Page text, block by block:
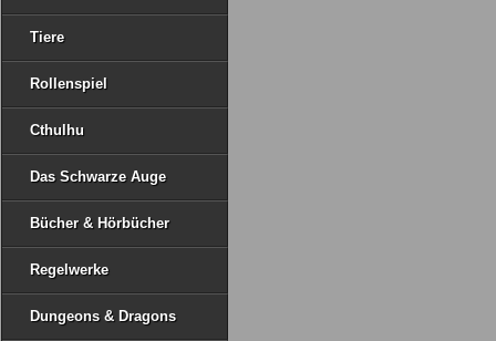
Tiere
Rollenspiel
Cthulhu
Das Schwarze Auge
Bücher & Hörbücher
Regelwerke
Dungeons & Dragons